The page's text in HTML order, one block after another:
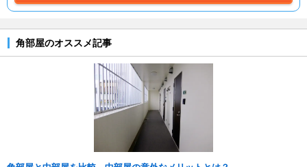
角部屋のオススメ記事